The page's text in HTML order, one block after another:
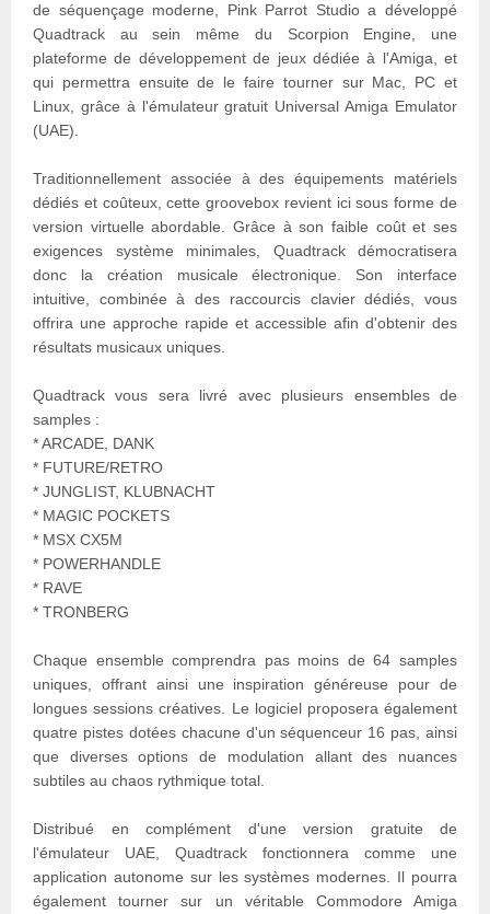
de séquençage moderne, Pink Parrot Studio a développé
Quadtrack au sein même du Scorpion Engine, une
plateforme de développement de jeux dédiée à l'Amiga, et
qui permettra ensuite de le faire tourner sur Mac, PC et
Linux, grâce à l'émulateur gratuit Universal Amiga Emulator
(UAE).
Traditionnellement associée à des équipements matériels
dédiés et coûteux, cette groovebox revient ici sous forme de
version virtuelle abordable. Grâce à son faible coût et ses
exigences système minimales, Quadtrack démocratisera
donc la création musicale électronique. Son interface
intuitive, combinée à des raccourcis clavier dédiés, vous
offrira une approche rapide et accessible afin d'obtenir des
résultats musicaux uniques.
Quadtrack vous sera livré avec plusieurs ensembles de
samples :
* ARCADE, DANK
* FUTURE/RETRO
* JUNGLIST, KLUBNACHT
* MAGIC POCKETS
* MSX CX5M
* POWERHANDLE
* RAVE
* TRONBERG
Chaque ensemble comprendra pas moins de 64 samples
uniques, offrant ainsi une inspiration généreuse pour de
longues sessions créatives. Le logiciel proposera également
quatre pistes dotées chacune d'un séquenceur 16 pas, ainsi
que diverses options de modulation allant des nuances
subtiles au chaos rythmique total.
Distribué en complément d'une version gratuite de
l'émulateur UAE, Quadtrack fonctionnera comme une
application autonome sur les systèmes modernes. Il pourra
également tourner sur un véritable Commodore Amiga